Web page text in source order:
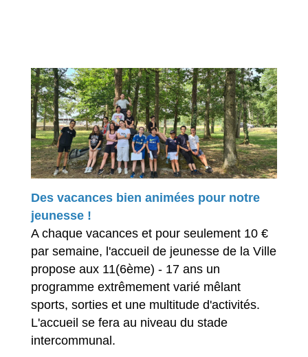
Des vacances bien animées pour notre
jeunesse !
A chaque vacances et pour seulement 10 €
par semaine, l'accueil de jeunesse de la Ville
propose aux 11(6ème) - 17 ans un
programme extrêmement varié mêlant
sports, sorties et une multitude d'activités.
L'accueil se fera au niveau du stade
intercommunal.